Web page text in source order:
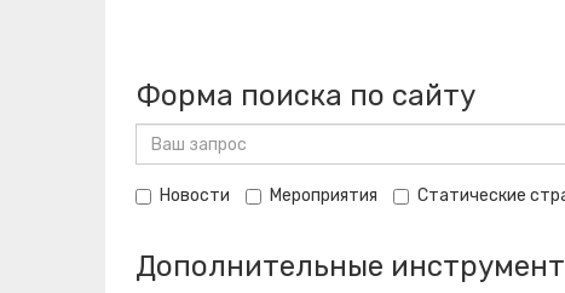
Форма поиска по сайту
Новости Мероприятия Статические
Дополнительные